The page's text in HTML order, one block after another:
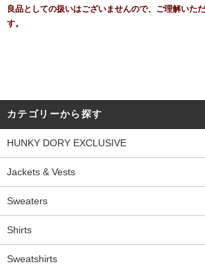
良品としての扱いはございませんので、ご理解いた
す。
カテゴリーから探す
HUNKY DORY EXCLUSIVE
Jackets & Vests
Sweaters
Shirts
Sweatshirts